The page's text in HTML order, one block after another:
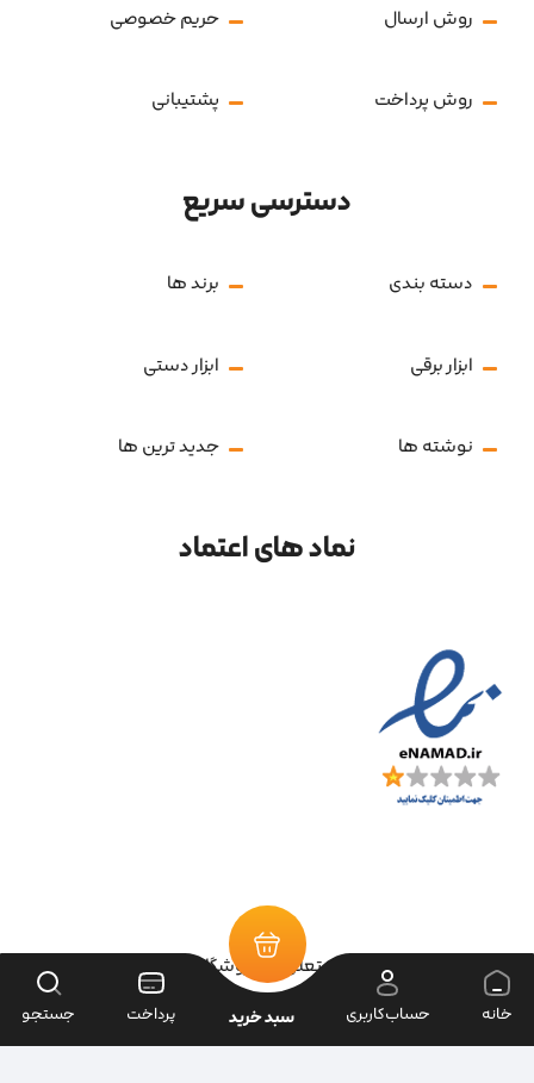
روش ارسال حریم خصوصی
روش پرداخت پشتیبانی
دسترسی سریع
دسته بندی برند ها
ابزار برقی ابزار دستی
نوشته ها جدید ترین ها
نماد های اعتماد
تمامی حقوق سایت متعلق به فروشگاه سرای ابزار می‌باشد.
| طراحی سایت ویراک |
خانه حساب‌کاربری سبد خرید پرداخت جستجو